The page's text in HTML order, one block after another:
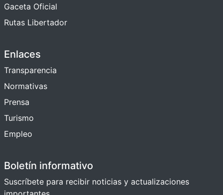
Gaceta Oficial
Rutas Libertador
Enlaces
Transparencia
Normativas
Prensa
Turismo
Empleo
Boletín informativo
Suscríbete para recibir noticias y actualizaciones